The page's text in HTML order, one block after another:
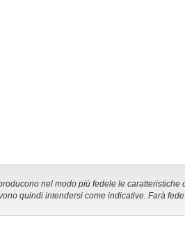
nel modo più fedele le
quindi intendersi come indicative. Farà